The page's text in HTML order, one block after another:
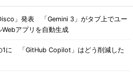
」発表 「Gemini 3」がタブ上でユー
アプリを自動生成
1に 「GitHub Copilot」はどう削減した